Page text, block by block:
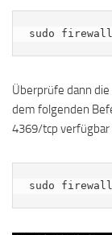
sudo
Überprüfe dann
dem folgenden
4369/tcp verfügbar
sudo